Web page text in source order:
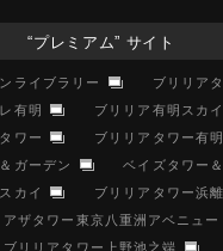
“プレミアム” サイト
ライブラリー
ブリリア
有明
ブリリア有明スカ
ワー
ブリリアタワー有
ガーデン
ベイズタワー
カイ
ブリリアタワー浜
アザタワー東京八重洲アベニュー
ブリリアタワー上野池之端